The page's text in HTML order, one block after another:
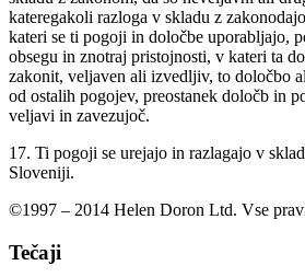
kateregakoli razloga v skladu z
kateri se ti pogoji in določbe uporabljajo,
obsegu in znotraj pristojnosti, v kateri ta
zakonit, veljaven ali izvedljiv, to določbo
od ostalih pogojev, preostanek določb in
veljavi in zavezujoč.
17. Ti pogoji se urejajo in razlagajo v
Sloveniji.
©1997 – 2014 Helen Doron Ltd. Vse
Tečaji